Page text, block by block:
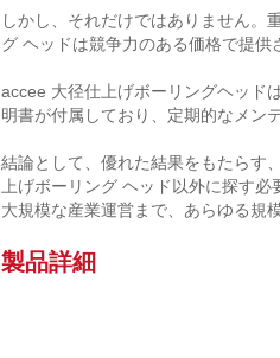
しかし、それだけではありません。
グ ヘッドは競争力のある価格で提供
accee 大径仕上げボーリングヘッド
明書が付属しており、定期的なメン
結論として、優れた結果をもたらす
上げボーリング ヘッド以外に探す
大規模な産業運営まで、あらゆる規
製品詳細